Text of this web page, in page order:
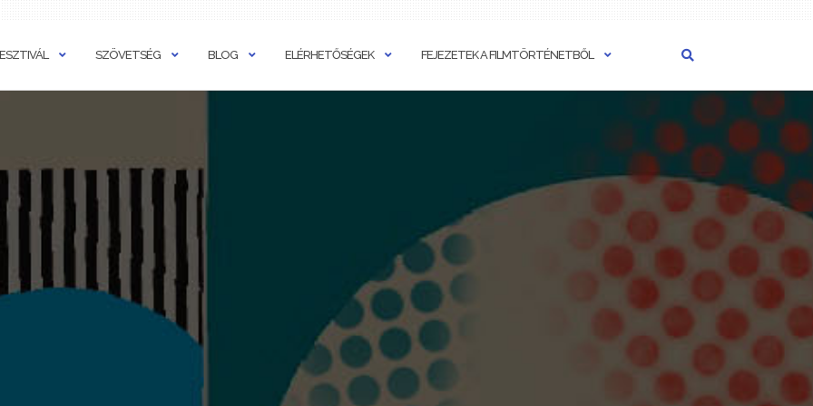
SZÖVETSÉG BLOG ELÉRHETŐSÉGEK FEJEZETEK A FILMTÖRTÉNETBŐL